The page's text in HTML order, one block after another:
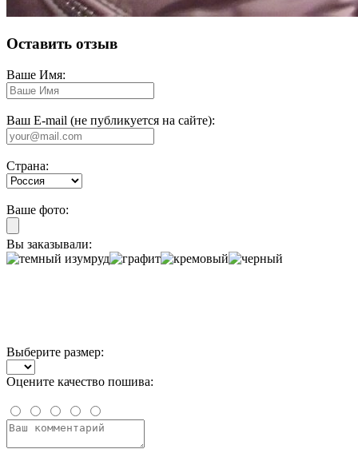
Оставить отзыв
Ваше Имя:
Ваш E-mail (не публикуется на сайте):
Страна:
Ваше фото:
Вы заказывали:
Выберите размер:
Оцените качество пошива: